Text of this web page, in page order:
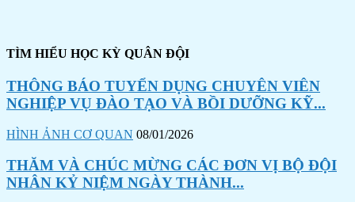
TÌM HIỂU HỌC KỲ QUÂN ĐỘI
THÔNG BÁO TUYỂN DỤNG CHUYÊN VIÊN
NGHIỆP VỤ ĐÀO TẠO VÀ BỒI DƯỠNG KỸ...
HÌNH ẢNH CƠ QUAN 08/01/2026
THĂM VÀ CHÚC MỪNG CÁC ĐƠN VỊ BỘ ĐỘI
NHÂN KỶ NIỆM NGÀY THÀNH...